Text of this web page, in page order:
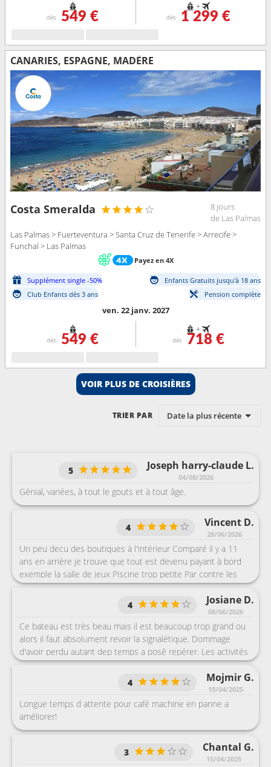
dès 549 €
+
dès 1 299 €
CANARIES, ESPAGNE, MADÈRE
Costa Smeralda
8 jours
de Las Palmas
Las Palmas > Fuerteventura > Santa Cruz de Tenerife > Arrecife >
Funchal > Las Palmas
Payez en 4X
Supplément single -50%
Enfants Gratuits jusqu'à 18 ans
Club Enfants dès 3 ans
Pension complète
ven. 22 janv. 2027
dès 549 €
+
dès 718 €
VOIR PLUS DE CROISIÈRES
TRIER PAR Date la plus récente
Joseph harry-claude L.
04/08/2026
5
Génial, variées, à tout le gouts et à tout âge.
Vincent D.
28/06/2026
4
Un peu decu des boutiques à l'intérieur Comparé il y a 11
ans en arrière je trouve que tout est devenu payant à bord
exemple la salle de jeux Piscine trop petite Par contre les
restaurants sont devenu meilleur qu'avant
Josiane D.
08/06/2026
4
Ce bateau est très beau mais il est beaucoup trop grand ou
alors il faut absolument revoir la signalétique. Dommage
d'avoir perdu autant dep temps a posé repérer. Les activités
sur le bateau à part les spectacles que que j'ai vu a moitié, je
n'ai pas fait d'activité. Par rapport a l'heure de dîner, je n'ai
pas pu vu voir un spectacle entier !
Mojmir G.
19/04/2025
4
Longue temps d attente pour café machine en panne a
améliorer!
Chantal G.
15/04/2025
3